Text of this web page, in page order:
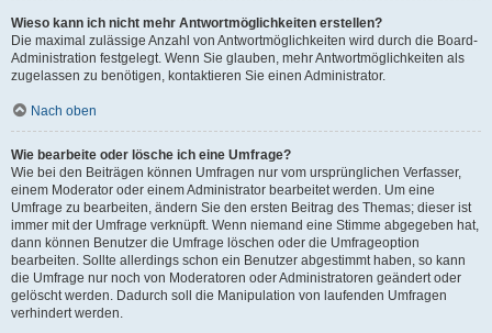
Wieso kann ich nicht mehr Antwortmöglichkeiten erstellen?
Die maximal zulässige Anzahl von Antwortmöglichkeiten wird durch die Board-
Administration festgelegt. Wenn Sie glauben, mehr Antwortmöglichkeiten als
zugelassen zu benötigen, kontaktieren Sie einen Administrator.
Nach oben
Wie bearbeite oder lösche ich eine Umfrage?
Wie bei den Beiträgen können Umfragen nur vom ursprünglichen Verfasser,
einem Moderator oder einem Administrator bearbeitet werden. Um eine
Umfrage zu bearbeiten, ändern Sie den ersten Beitrag des Themas; dieser ist
immer mit der Umfrage verknüpft. Wenn niemand eine Stimme abgegeben hat,
dann können Benutzer die Umfrage löschen oder die Umfrageoption
bearbeiten. Sollte allerdings schon ein Benutzer abgestimmt haben, so kann
die Umfrage nur noch von Moderatoren oder Administratoren geändert oder
gelöscht werden. Dadurch soll die Manipulation von laufenden Umfragen
verhindert werden.